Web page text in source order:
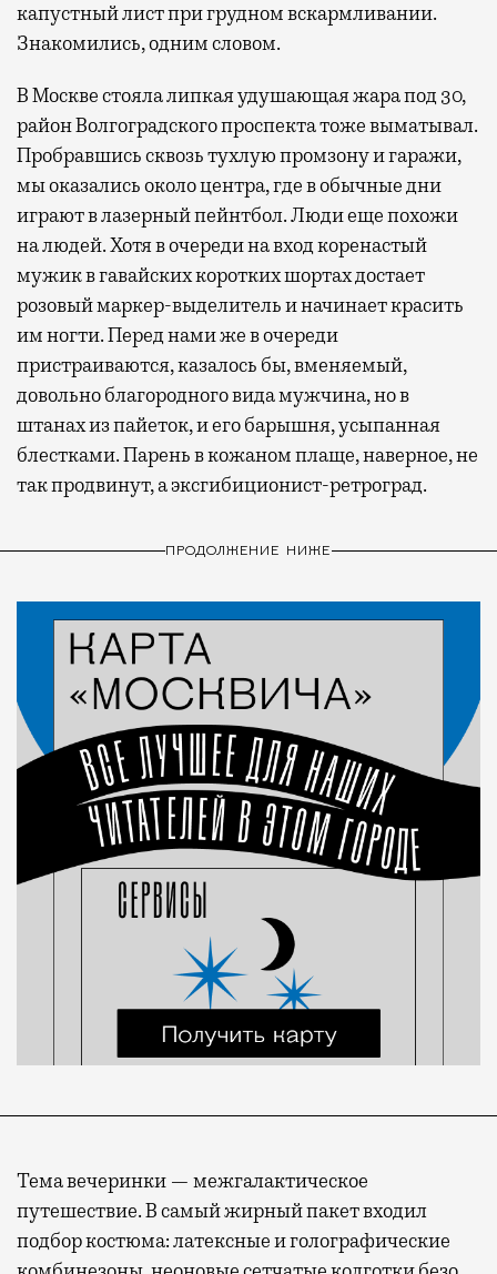
капустный лист при грудном вскармливании.
Знакомились, одним словом.
В Москве стояла липкая удушающая жара под 30,
район Волгоградского проспекта тоже выматывал.
Пробравшись сквозь тухлую промзону и гаражи,
мы оказались около центра, где в обычные дни
играют в лазерный пейнтбол. Люди еще похожи
на людей. Хотя в очереди на вход коренастый
мужик в гавайских коротких шортах достает
розовый маркер-выделитель и начинает красить
им ногти. Перед нами же в очереди
пристраиваются, казалось бы, вменяемый,
довольно благородного вида мужчина, но в
штанах из пайеток, и его барышня, усыпанная
блестками. Парень в кожаном плаще, наверное, не
так продвинут, а эксгибиционист-ретроград.
ПРОДОЛЖЕНИЕ НИЖЕ
Тема вечеринки — межгалактическое
путешествие. В самый жирный пакет входил
подбор костюма: латексные и голографические